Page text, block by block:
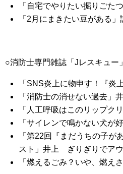
「自宅でやりたい掘りごた
「2月にまきたい豆がある」
○消防士専門雑誌「Jレスキュー
「SNS炎上に物申す！『炎
「消防士の消せない過去」
「人工呼吸はこのリップク
「サイレンで鳴かない犬が
「第22回『まだうちの子が
スト」井上 ぎりぎりでアウ
「燃えるごみ？いや、燃え